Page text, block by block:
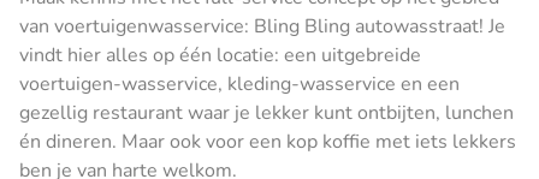
van voertuigenwasservice: Bling Bling autowasstraat! Je
vindt hier alles op één locatie: een uitgebreide
voertuigen-wasservice, kleding-wasservice en een
gezellig restaurant waar je lekker kunt ontbijten, lunchen
én dineren. Maar ook voor een kop koffie met iets lekkers
ben je van harte welkom.